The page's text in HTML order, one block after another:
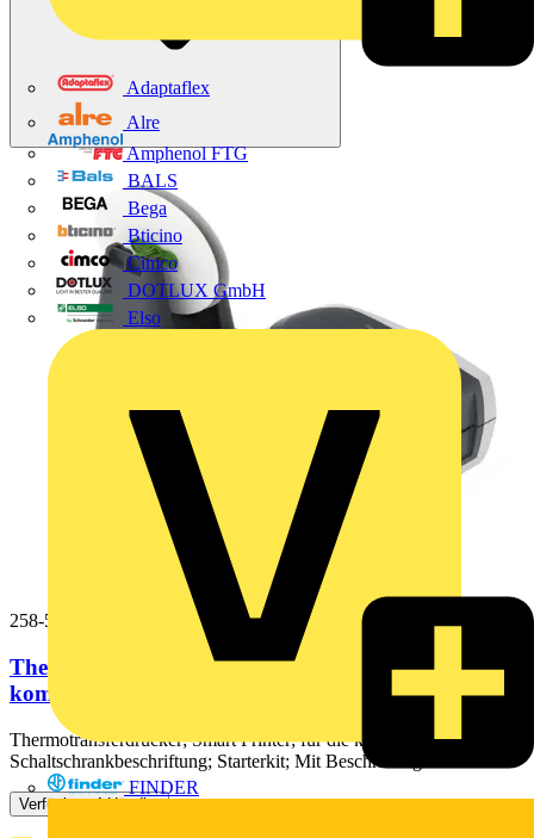
Adaptaflex
Alre
Amphenol FTG
BALS
Bega
Bticino
Cimco
DOTLUX GmbH
Elso
FINDER
258-5107
Thermotransferdrucker,Smart Printer,für die
komplette...
Thermotransferdrucker; Smart Printer; für die komplette
Schaltschrankbeschriftung; Starterkit; Mit Beschriftungsmaterial
Verfügbar: 4 Händler